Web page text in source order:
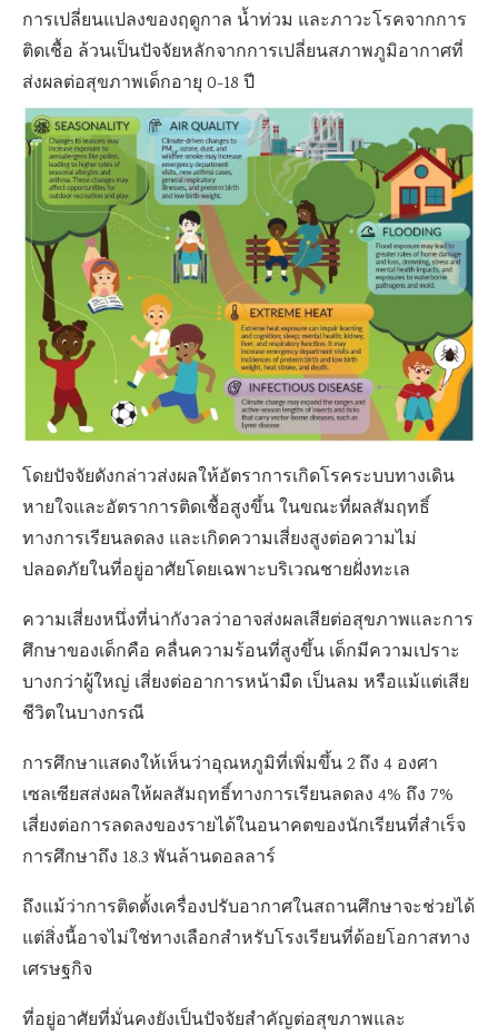
การเปลี่ยนแปลงของฤดูกาล น้ำท่วม และภาวะโรคจากการ
ติดเชื้อ ล้วนเป็นปัจจัยหลักจากการเปลี่ยนสภาพภูมิอากาศที่
ส่งผลต่อสุขภาพเด็กอายุ 0-18 ปี
โดยปัจจัยดังกล่าวส่งผลให้อัตราการเกิดโรคระบบทางเดิน
หายใจและอัตราการติดเชื้อสูงขึ้น ในขณะที่ผลสัมฤทธิ์
ทางการเรียนลดลง และเกิดความเสี่ยงสูงต่อความไม่
ปลอดภัยในที่อยู่อาศัยโดยเฉพาะบริเวณชายฝั่งทะเล
ความเสี่ยงหนึ่งที่น่ากังวลว่าอาจส่งผลเสียต่อสุขภาพและการ
ศึกษาของเด็กคือ คลื่นความร้อนที่สูงขึ้น เด็กมีความเปราะ
บางกว่าผู้ใหญ่ เสี่ยงต่ออาการหน้ามืด เป็นลม หรือแม้แต่เสีย
ชีวิตในบางกรณี
การศึกษาแสดงให้เห็นว่าอุณหภูมิที่เพิ่มขึ้น 2 ถึง 4 องศา
เซลเซียสส่งผลให้ผลสัมฤทธิ์ทางการเรียนลดลง 4% ถึง 7%
เสี่ยงต่อการลดลงของรายได้ในอนาคตของนักเรียนที่สำเร็จ
การศึกษาถึง 18.3 พันล้านดอลลาร์
ถึงแม้ว่าการติดตั้งเครื่องปรับอากาศในสถานศึกษาจะช่วยได้
แต่สิ่งนี้อาจไม่ใช่ทางเลือกสำหรับโรงเรียนที่ด้อยโอกาสทาง
เศรษฐกิจ
ที่อยู่อาศัยที่มั่นคงยังเป็นปัจจัยสำคัญต่อสุขภาพและ